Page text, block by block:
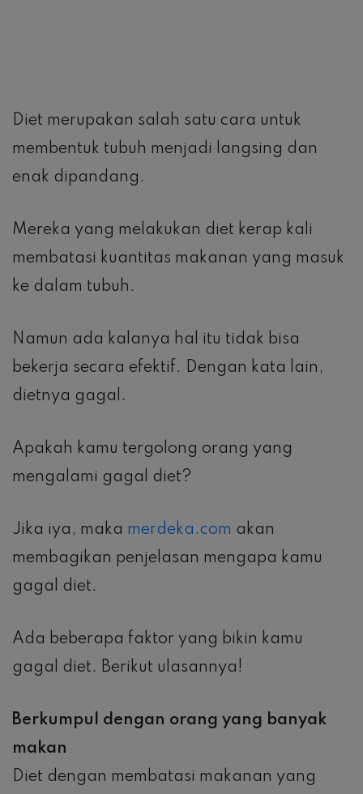
Diet merupakan salah satu cara untuk
membentuk tubuh menjadi langsing dan
enak dipandang.
Mereka yang melakukan diet kerap kali
membatasi kuantitas makanan yang masuk
ke dalam tubuh.
Namun ada kalanya hal itu tidak bisa
bekerja secara efektif. Dengan kata lain,
dietnya gagal.
Apakah kamu tergolong orang yang
mengalami gagal diet?
Jika iya, maka merdeka.com akan
membagikan penjelasan mengapa kamu
gagal diet.
Ada beberapa faktor yang bikin kamu
gagal diet. Berikut ulasannya!
Berkumpul dengan orang yang banyak
makan
Diet dengan membatasi makanan yang